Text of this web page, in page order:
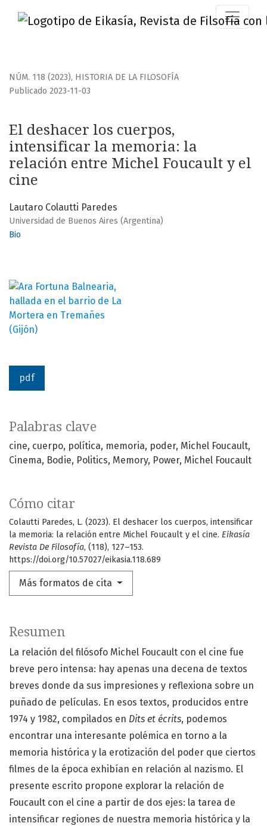
El deshacer los cuerpos, intensificar la memoria
NÚM. 118 (2023), HISTORIA DE LA FILOSOFÍA
El deshacer los cuerpos,
intensificar la memoria: la
relación entre Michel Foucault y el
cine
Publicado 2023-11-03
Lautaro Colautti Paredes
Universidad de Buenos Aires (Argentina)
Bio
pdf
Palabras clave
cine cuerpo política memoria poder Michel Foucault
Cinema
Bodie Politics Memory Power Michel Foucault
Cómo citar
Colautti Paredes, L. (2023). El deshacer los cuerpos, intensificar
la memoria: la relación entre Michel Foucault y el cine. Eikasía
Revista De Filosofía, (118), 127–153.
https://doi.org/10.57027/eikasia.118.689
Más formatos de cita
Resumen
La relación del filósofo Michel Foucault con el cine fue
breve pero intensa: hay apenas una decena de textos
breves donde da sus impresiones y reflexiona sobre un
puñado de películas. En esos textos, producidos entre
1974 y 1982, compilados en Dits et écrits, podemos
encontrar una interesante polémica en torno a la
memoria histórica y la erotización del poder que ciertos
filmes de la época exhibían en relación al nazismo. El
presente escrito propone explorar la relación de
Foucault con el cine a partir de dos ejes: la tarea de
intensificar regiones de nuestra memoria histórica y la